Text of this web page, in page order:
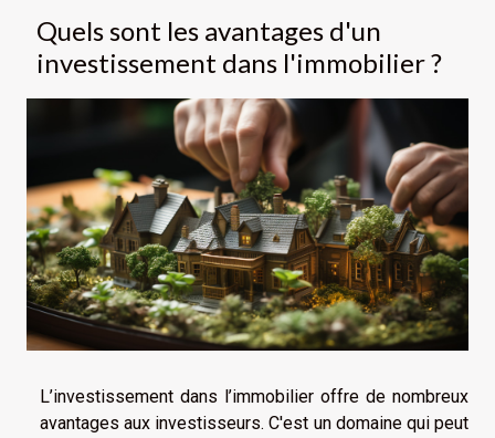
Quels sont les avantages d'un
investissement dans l'immobilier ?
L’investissement dans l’immobilier offre de nombreux
avantages aux investisseurs. C'est un domaine qui peut